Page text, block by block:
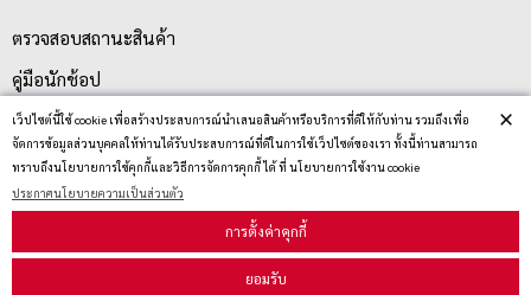
เว็ปไซต์นี้ใช้ cookie เพื่อสร้างประสบการณ์นำเสนอสินค้าหรือบริการที่ดีให้กับท่าน รวมถึงเพื่อ
จัดการข้อมูลส่วนบุคคลให้ท่านได้รับประสบการณ์ที่ดีในการใช้เว็ปไซต์ของเรา ทั้งนี้ท่านสามารถ
ทราบถึงนโยบายการใช้คุกกี้และวิธีการจัดการคุกกี้ ได้ ที่ นโยบายการใช้งาน cookie
ประกาศนโยบายความเป็นส่วนตัว
การตั้งค่าคุกกี้
ยอมรับ
×
ตรวจสอบสถานะสินค้า
คู่มือนักช้อป
วิธีลบคุกกี้
สมัครรับข่าวสาร
รับข่าวสาร